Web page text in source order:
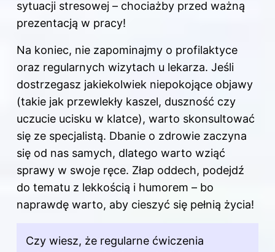
sytuacji stresowej – chociażby przed ważną
prezentacją w pracy!
Na koniec, nie zapominajmy o profilaktyce
oraz regularnych wizytach u lekarza. Jeśli
dostrzegasz jakiekolwiek niepokojące objawy
(takie jak przewlekły kaszel, duszność czy
uczucie ucisku w klatce), warto skonsultować
się ze specjalistą. Dbanie o zdrowie zaczyna
się od nas samych, dlatego warto wziąć
sprawy w swoje ręce. Złap oddech, podejdź
do tematu z lekkością i humorem – bo
naprawdę warto, aby cieszyć się pełnią życia!
Czy wiesz, że regularne ćwiczenia